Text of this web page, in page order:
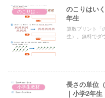
のこりはいくつ
のこりはい
年生
算数プリント「
生）。無料でダ
小学生教材
長さの単位
｜小学2年